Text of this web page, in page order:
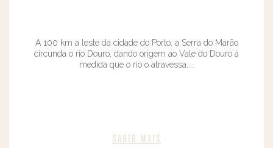
A 100 km a leste da cidade do Porto, a Serra do Marão
circunda o rio Douro, dando origem ao Vale do Douro à
medida que o rio o atravessa....
SABER MAIS​